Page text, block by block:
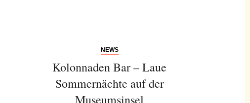
NEWS
Kolonnaden Bar – Laue
Sommernächte auf der
Museumsinsel